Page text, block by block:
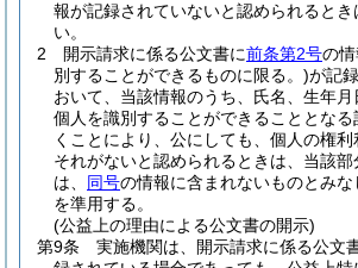
報が記録されていないと認められると
い。
2
開示請求に係る公文書に前条第2号の情
別することができるものに限る。)が記
おいて、当該情報のうち、氏名、生年
個人を識別することができることとな
くことにより、公にしても、個人の権
それがないと認められるときは、当該
は、 同号の情報に含まれないものとみな
を準用する。
(公益上の理由による公文書の開示)
第9条
実施機関は、開示請求に係る公文